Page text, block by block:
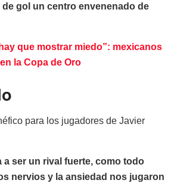
gol un centro envenenado de
que mostrar miedo”: mexicanos
en la Copa de Oro
para los jugadores de Javier
a ser un rival fuerte, como todo
nervios y la ansiedad nos jugaron